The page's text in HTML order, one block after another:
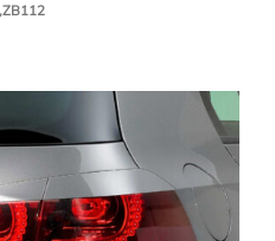
Ajouter
à la
wishlist